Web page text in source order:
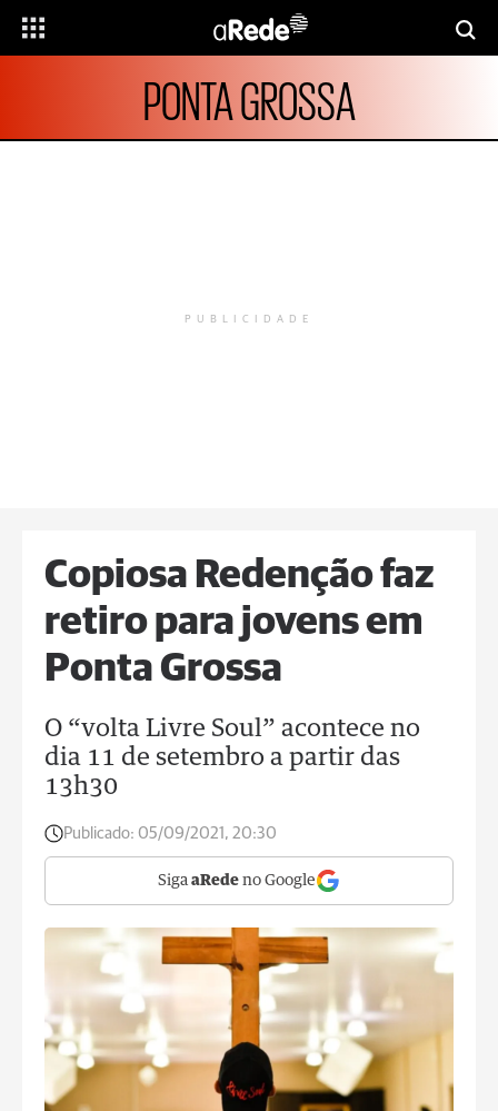
PONTA GROSSA
PUBLICIDADE
Copiosa Redenção faz
retiro para jovens em
Ponta Grossa
O “volta Livre Soul” acontece no
dia 11 de setembro a partir das
13h30
Publicado: 05/09/2021, 20:30
Siga aRede no Google